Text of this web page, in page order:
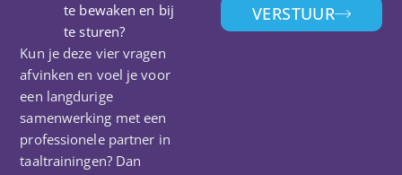
te bewaken en bij
te sturen?
Kun je deze vier vragen
afvinken en voel je voor
een langdurige
samenwerking met een
professionele partner in
taaltrainingen? Dan
VERSTUUR